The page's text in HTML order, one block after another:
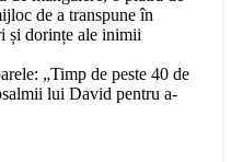
de a transpune în
și dorințe ale inimii
„Timp de peste 40 de
lui David pentru a-